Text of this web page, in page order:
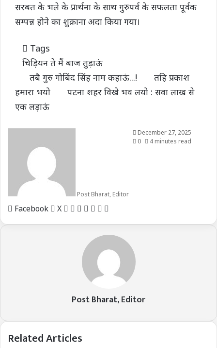
सरबत के भले के प्रार्थना के साथ गुरुपर्व के सफलता पूर्वक
सम्पन्न होने का शुक्राना अदा किया गया।
Tags
चिड़ियन ते मैं बाज तुड़ाऊं
तबै गुरु गोबिंद सिंह नाम कहाऊं...!
तहि प्रकाश
हमारा भयो
पटना शहर विखे भव लयो : सवा लाख से
एक लड़ाऊं
Post Bharat, Editor
December 27, 2025
0
4 minutes read
Facebook X LinkedIn
Tumblr
Pinterest
Reddit
VKontakte
Share
Post Bharat, Editor
Related Articles